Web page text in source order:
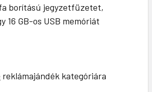
borítású jegyzetfüzetet,
16 GB-os USB memóriát
reklámajándék kategóriára